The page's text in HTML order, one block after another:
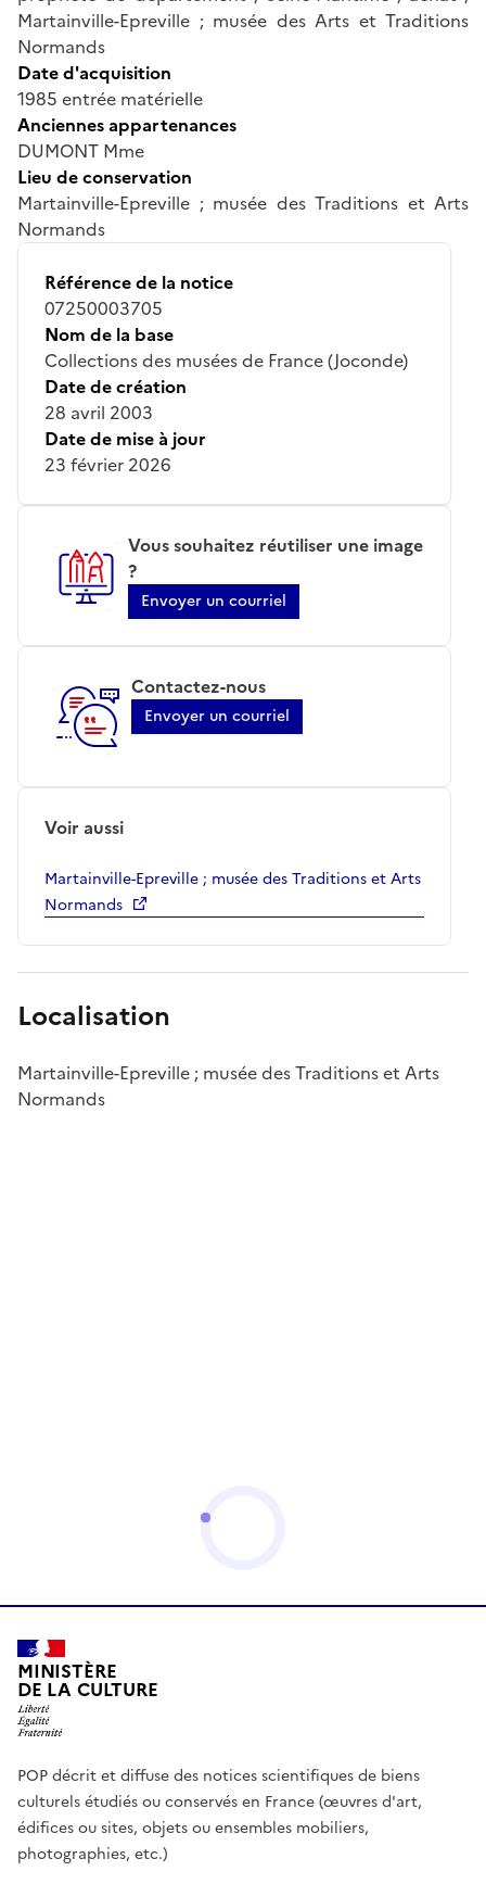
Martainville-Epreville ; musée des Arts et Traditions
Normands
Date d'acquisition
1985 entrée matérielle
Anciennes appartenances
DUMONT Mme
Lieu de conservation
Martainville-Epreville ; musée des Traditions et Arts
Normands
Référence de la notice
07250003705
Nom de la base
Collections des musées de France (Joconde)
Date de création
28 avril 2003
Date de mise à jour
23 février 2026
Vous souhaitez réutiliser une image
?
Envoyer un courriel
Contactez-nous
Envoyer un courriel
Voir aussi
Martainville-Epreville ; musée des Traditions et Arts
Normands
Localisation
Martainville-Epreville ; musée des Traditions et Arts
Normands
MINISTÈRE
DE LA CULTURE
POP décrit et diffuse des notices scientifiques de biens
culturels étudiés ou conservés en France (œuvres d'art,
édifices ou sites, objets ou ensembles mobiliers,
photographies, etc.)